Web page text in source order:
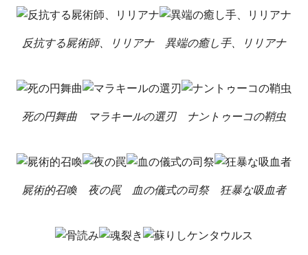
反抗する屍術師、リリアナ 異端の癒し手、リリアナ
死の円舞曲 マラキールの選刃 ナントゥーコの鞘虫
屍術的召喚 夜の罠 血の儀式の司祭 狂暴な吸血者